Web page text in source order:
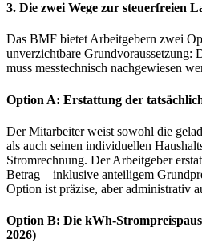
3. Die zwei Wege zur steuerfreien
Das BMF bietet Arbeitgebern zwei
unverzichtbare Grundvoraussetzung:
muss messtechnisch nachgewiesen
Option A: Erstattung der
Der Mitarbeiter weist sowohl die
als auch seinen individuellen
Stromrechnung. Der Arbeitgeber
Betrag – inklusive anteiligem
Option ist präzise, aber administrativ
Option B: Die kWh-
2026)